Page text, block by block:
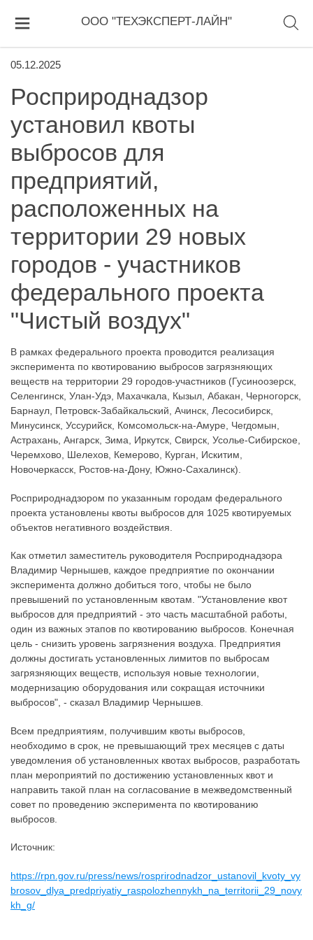
ООО "ТЕХЭКСПЕРТ-ЛАЙН"
05.12.2025
Росприроднадзор
установил квоты
выбросов для
предприятий,
расположенных на
территории 29 новых
городов - участников
федерального проекта
"Чистый воздух"
В рамках федерального проекта проводится реализация
эксперимента по квотированию выбросов загрязняющих
веществ на территории 29 городов-участников (Гусиноозерск,
Селенгинск, Улан-Удэ, Махачкала, Кызыл, Абакан, Черногорск,
Барнаул, Петровск-Забайкальский, Ачинск, Лесосибирск,
Минусинск, Уссурийск, Комсомольск-на-Амуре, Чегдомын,
Астрахань, Ангарск, Зима, Иркутск, Свирск, Усолье-Сибирское,
Черемхово, Шелехов, Кемерово, Курган, Искитим,
Новочеркасск, Ростов-на-Дону, Южно-Сахалинск).
Росприроднадзором по указанным городам федерального
проекта установлены квоты выбросов для 1025 квотируемых
объектов негативного воздействия.
Как отметил заместитель руководителя Росприроднадзора
Владимир Чернышев, каждое предприятие по окончании
эксперимента должно добиться того, чтобы не было
превышений по установленным квотам. "Установление квот
выбросов для предприятий - это часть масштабной работы,
один из важных этапов по квотированию выбросов. Конечная
цель - снизить уровень загрязнения воздуха. Предприятия
должны достигать установленных лимитов по выбросам
загрязняющих веществ, используя новые технологии,
модернизацию оборудования или сокращая источники
выбросов", - сказал Владимир Чернышев.
Всем предприятиям, получившим квоты выбросов,
необходимо в срок, не превышающий трех месяцев с даты
уведомления об установленных квотах выбросов, разработать
план мероприятий по достижению установленных квот и
направить такой план на согласование в межведомственный
совет по проведению эксперимента по квотированию
выбросов.
Источник:
https://rpn.gov.ru/press/news/rosprirodnadzor_ustanovil_kvoty_vy
brosov_dlya_predpriyatiy_raspolozhennykh_na_territorii_29_novy
kh_g/